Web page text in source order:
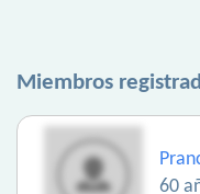
Miembros
60